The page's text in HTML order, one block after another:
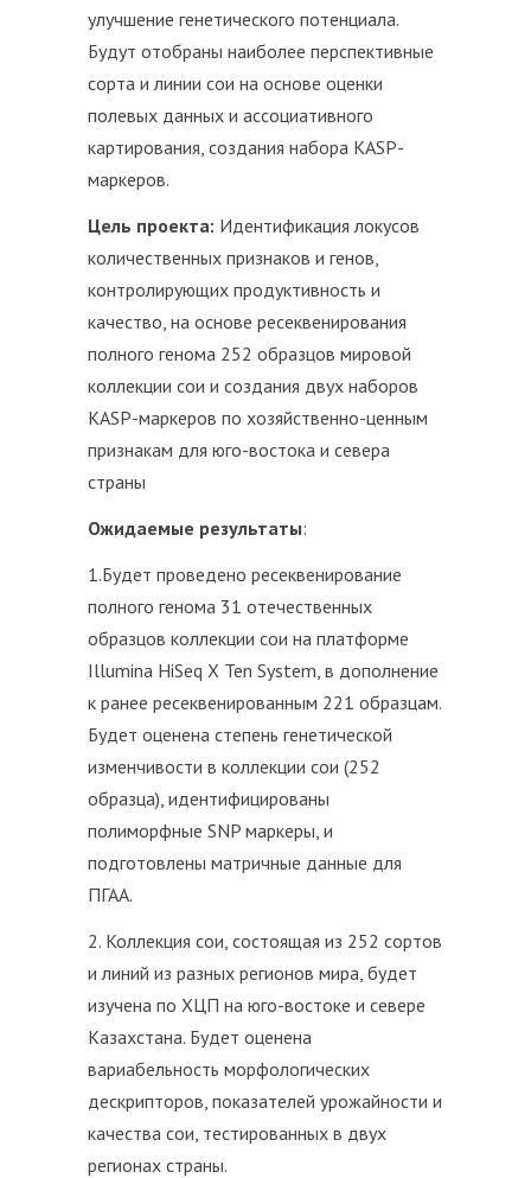
улучшение генетического потенциала.
Будут отобраны наиболее перспективные
сорта и линии сои на основе оценки
полевых данных и ассоциативного
картирования, создания набора KASP-
маркеров.
Цель проекта: Идентификация локусов
количественных признаков и генов,
контролирующих продуктивность и
качество, на основе ресеквенирования
полного генома 252 образцов мировой
коллекции сои и создания двух наборов
KASP-маркеров по хозяйственно-ценным
признакам для юго-востока и севера
страны
Ожидаемые результаты:
1.Будет проведено ресеквенирование
полного генома 31 отечественных
образцов коллекции сои на платформе
Illumina HiSeq X Ten System, в дополнение
к ранее ресеквенированным 221 образцам.
Будет оценена степень генетической
изменчивости в коллекции сои (252
образца), идентифицированы
полиморфные SNP маркеры, и
подготовлены матричные данные для
ПГАА.
2. Коллекция сои, состоящая из 252 сортов
и линий из разных регионов мира, будет
изучена по ХЦП на юго-востоке и севере
Казахстана. Будет оценена
вариабельность морфологических
дескрипторов, показателей урожайности и
качества сои, тестированных в двух
регионах страны.